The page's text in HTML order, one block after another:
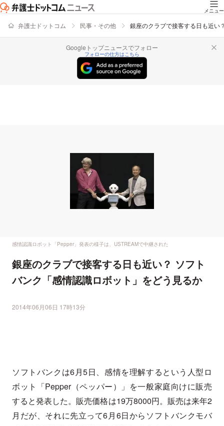
メニュー
弁護士ドットコム 民事・その他 銀座のクラブで接客する日も近い
Googleトップニュースでフォロー
フォローの仕方はこちら
感情認識ロボット「Pepper」発表の様子は、USTREAMで中継された
銀座のクラブで接客する日も近い？ ソフト
バンク「感情認識ロボット」をどう見るか
2014年06月06日 17時13分
ソフトバンクは6月5日、感情を理解するという人型ロ
ボット「Pepper（ペッパー）」を一般家庭向けに販売
すると発表した。販売価格は19万8000円。販売は来年2
月だが、それに先立って6月6日からソフトバンクモバ